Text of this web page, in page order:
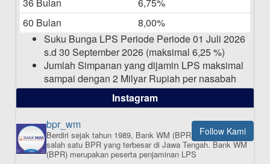
Pengumuman Nama Baru Perusahaan
36 Bulan
6,75%
60 Bulan
8,00%
Suku Bunga LPS Periode Periode 01 Juli 2026
s.d 30 September 2026 (maksimal 6,25 %)
Jumlah Simpanan yang dijamin LPS maksimal
sampai dengan 2 Milyar Rupiah per nasabah
dalam satu bank
ISI APLIKASI SEKARANG
Instagram
Follow Kami
bpr_wm
Berdiri sejak tahun 1989, Bank WM (BPR) merupakan
salah satu BPR yang terbesar di Jawa Tengah.Bank WM
(BPR) merupakan peserta penjaminan LPS